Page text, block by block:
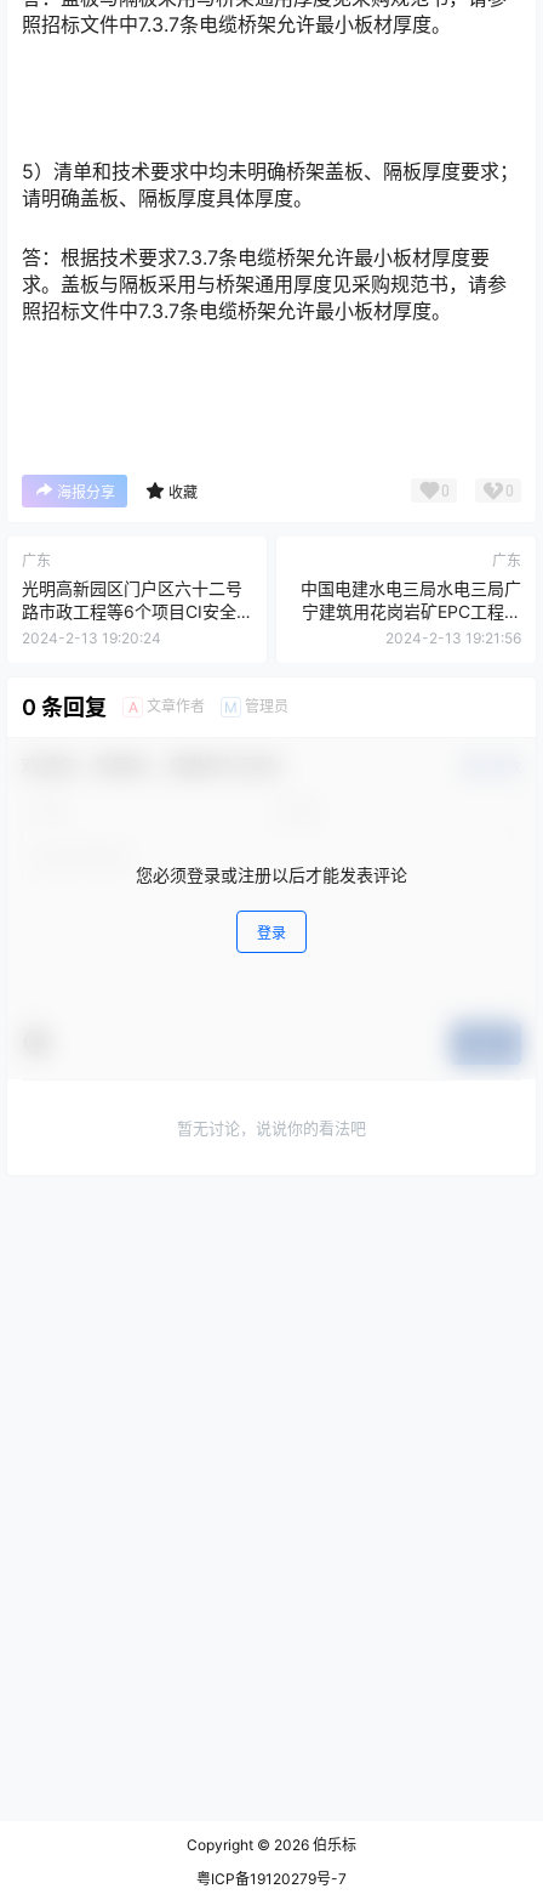
照招标文件中7.3.7条电缆桥架允许最小板材厚度。
5）清单和技术要求中均未明确桥架盖板、隔板厚度要求；
请明确盖板、隔板厚度具体厚度。
答：根据技术要求7.3.7条电缆桥架允许最小板材厚度要
求。盖板与隔板采用与桥架通用厚度见采购规范书，请参
照招标文件中7.3.7条电缆桥架允许最小板材厚度。
海报分享 收藏 0 0
广东
光明高新园区门户区六十二号
路市政工程等6个项目CI安全
文明施工标识二次招标公开竞
2024-2-13 19:20:24
广东
中国电建水电三局水电三局广
宁建筑用花岗岩矿EPC工程总
承包部电力变压器采购项目-
2024-2-13 19:21:56
0 条回复 A 文章作者 M 管理员
您必须登录或注册以后才能发表评论
登录
暂无讨论，说说你的看法吧
Copyright © 2026 伯乐标
粤ICP备19120279号-7